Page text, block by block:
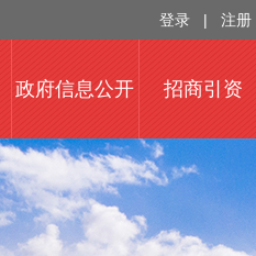
登录 | 注册
政府信息公开 招商引资